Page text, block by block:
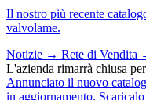
Il nostro più recente
valvolame.
Notizie → Rete di Vendita
L'azienda rimarrà chiusa
Annunciato il nuovo
in aggiornamento.